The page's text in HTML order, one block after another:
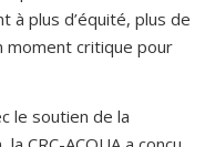
à plus d’équité, plus de
moment critique pour
le soutien de la